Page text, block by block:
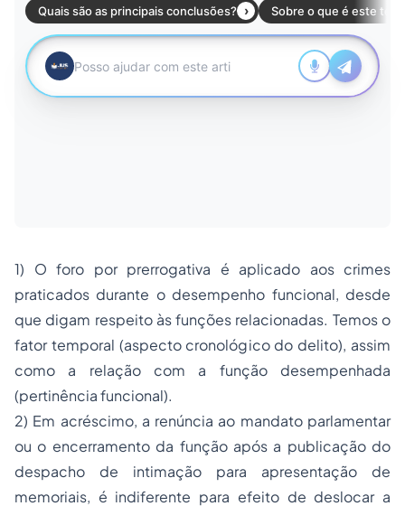
1) O foro por prerrogativa é aplicado aos crimes
praticados durante o desempenho funcional, desde
que digam respeito às funções relacionadas. Temos o
fator temporal (aspecto cronológico do delito), assim
como a relação com a função desempenhada
(pertinência funcional).
2) Em acréscimo, a renúncia ao mandato parlamentar
ou o encerramento da função após a publicação do
despacho de intimação para apresentação de
memoriais, é indiferente para efeito de deslocar a